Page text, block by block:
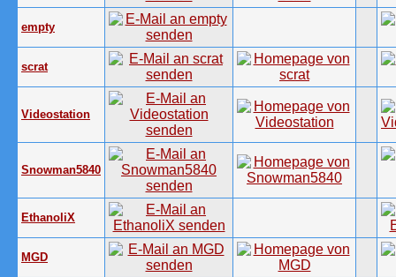
empty
scrat
Videostation
Snowman5840
EthanoliX
MGD